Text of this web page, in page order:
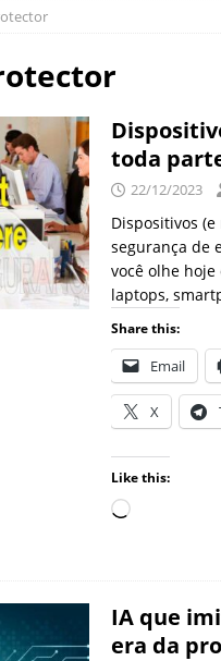
[ 06/08/2026 ]
industriais
NOTÍCIAS
[ 06/08/2026 ]
Falsas
NOTÍCIAS
[ 06/08/2026 ] Sem
[ 06/08/2026 ]
IA eleva taxa
toda
22/12/2023
Dispositivos
segurança de
você olhe
laptops,
Share this:
Email
X
Like this:
IA que
era da